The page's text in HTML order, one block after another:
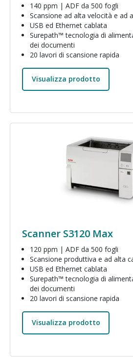
140 ppm | ADF da 500 fogli
Scansione ad alta velocità e ad
USB ed Ethernet cablata
Surepath™ tecnologia di
dei documenti
20 lavori di scansione rapida
Visualizza prodotto
Immagine
Scanner S3120 Max
120 ppm | ADF da 500 fogli
Scansione produttiva e ad alta
USB ed Ethernet cablata
Surepath™ tecnologia di
dei documenti
20 lavori di scansione rapida
Visualizza prodotto